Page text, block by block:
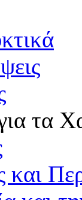
τα
και